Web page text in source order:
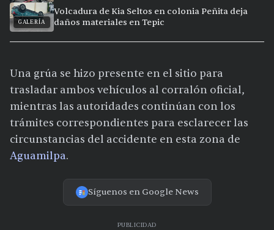
GALERÍA
Volcadura de Kia Seltos en colonia Peñita deja
daños materiales en Tepic
Una grúa se hizo presente en el sitio para
trasladar ambos vehículos al corralón oficial,
mientras las autoridades continúan con los
trámites correspondientes para esclarecer las
circunstancias del accidente en esta zona de
Aguamilpa.
Síguenos en Google News
PUBLICIDAD